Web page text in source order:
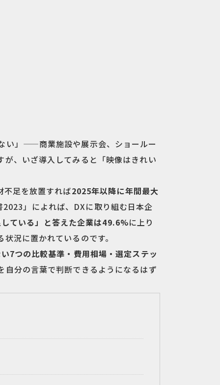
い」——商業施設や展示会、ショールー
、いざ導入してみると「映像はきれい
不足を放置すれば2025年以降に年間最大
」によれば、DXに取り組む日本企
している」と答えた企業は49.6%に上り
況に置かれているのです。
7つの比較基準・費用相場・選定ステッ
分の言葉で判断できるようになるはず